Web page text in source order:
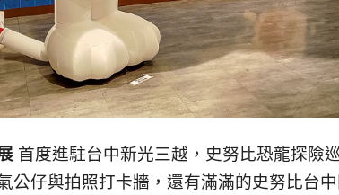
首度進駐台中新光三越，史努比恐龍探險
公仔與拍照打卡牆，還有滿滿的史努比台